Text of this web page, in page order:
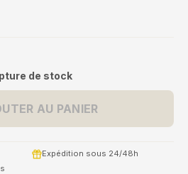
de stock
AU PANIER
Expédition sous 24/48h